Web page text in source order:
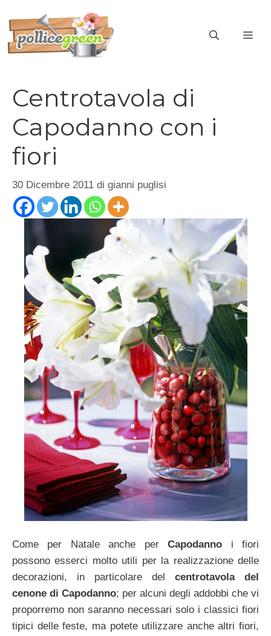
contenuto
Centrotavola di
Capodanno con i
fiori
30 Dicembre 2011 di gianni puglisi
Come per Natale anche perCapodanno i fiori
possono esserci molto utili per la realizzazione delle
decorazioni, in particolare del centrotavola del
cenone di Capodanno; per alcuni degli addobbi che vi
proporremo non saranno necessari solo i classici fiori
tipici delle feste, ma potete utilizzare anche altri fiori,